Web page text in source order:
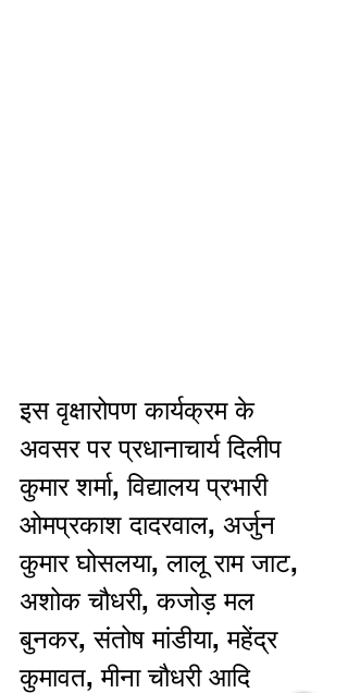
इस वृक्षारोपण कार्यक्रम के
अवसर पर प्रधानाचार्य दिलीप
कुमार शर्मा, विद्यालय प्रभारी
ओमप्रकाश दादरवाल, अर्जुन
कुमार घोसलया, लालू राम जाट,
अशोक चौधरी, कजोड़ मल
बुनकर, संतोष मांडीया, महेंद्र
कुमावत, मीना चौधरी आदि